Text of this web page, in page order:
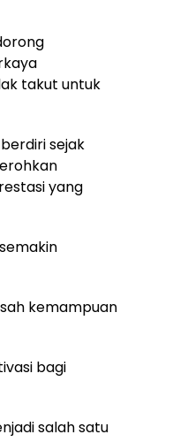
takut untuk
sejak
yang
kemampuan
bagi
salah satu